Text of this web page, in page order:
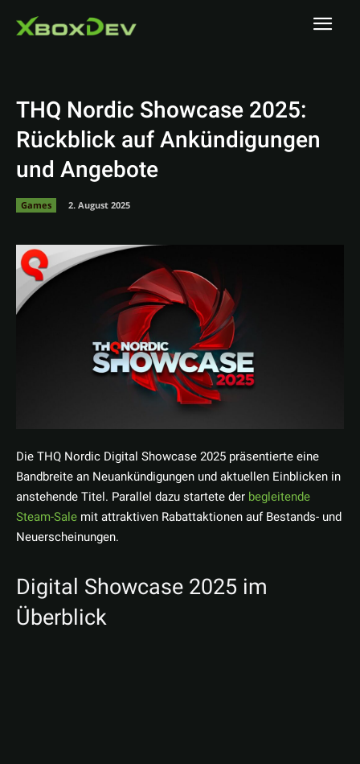
THQ Nordic Showcase 2025:
Rückblick auf Ankündigungen
und Angebote
Games 2. August 2025
Die THQ Nordic Digital Showcase 2025 präsentierte eine
Bandbreite an Neuankündigungen und aktuellen Einblicken in
anstehende Titel. Parallel dazu startete der begleitende
Steam-Sale mit attraktiven Rabattaktionen auf Bestands- und
Neuerscheinungen.
Digital Showcase 2025 im
Überblick